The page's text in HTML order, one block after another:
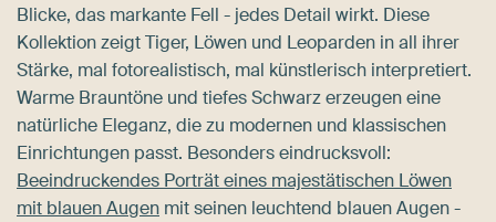
Blicke, das markante Fell - jedes Detail wirkt. Diese
Kollektion zeigt Tiger, Löwen und Leoparden in all ihrer
Stärke, mal fotorealistisch, mal künstlerisch interpretiert.
Warme Brauntöne und tiefes Schwarz erzeugen eine
natürliche Eleganz, die zu modernen und klassischen
Einrichtungen passt. Besonders eindrucksvoll:
Beeindruckendes Porträt eines majestätischen Löwen
mit blauen Augen mit seinen leuchtend blauen Augen -